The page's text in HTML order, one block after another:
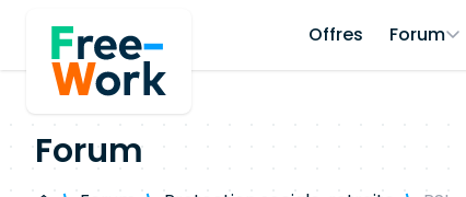
Offres Forum
Forum